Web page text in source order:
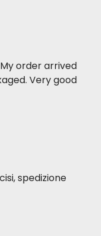
order arrived
Very good
spedizione